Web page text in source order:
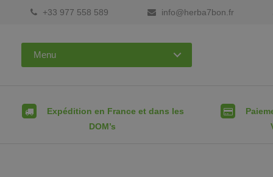
+33 977 558 589 info@herba7bon.fr
Menu
Expédition en France et dans les
DOM’s